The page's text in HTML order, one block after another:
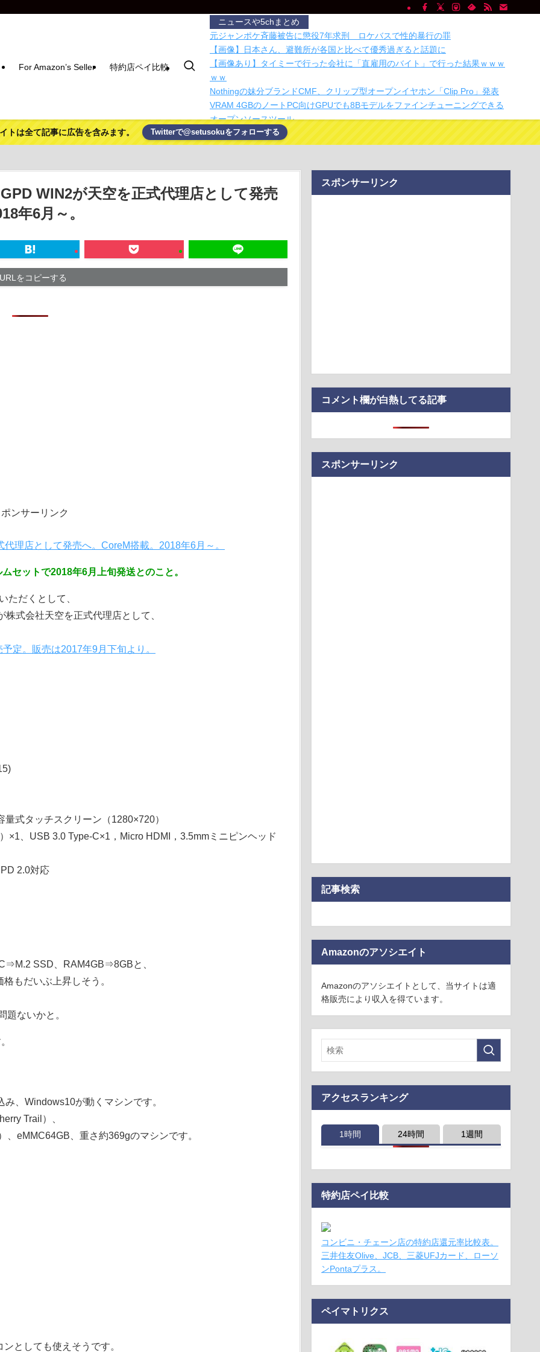
For Amazon’s Seller 特約店ペイ比較
ニュースや5chまとめ
元ジャンポケ斉藤被告に懲役7年求刑 ロケバスで性的暴行の罪
【画像】日本さん、避難所が各国と比べて優秀過ぎると話題に
【画像あり】タイミーで行った会社に「直雇用のバイト」で行った結果ｗｗｗ
ｗｗ
Nothingの妹分ブランドCMF、クリップ型オープンイヤホン「Clip Pro」発表
VRAM 4GBのノートPC向けGPUでも8Bモデルをファインチューニングできる
オープンソースツール…
ワイ将、往復4万円払って山の絶景を堪能wwwww
新幹線ホームに「カップ氷」の自販機 新大阪駅27番線に登場 JR東海
人体実験や拷問にまつわる、ガチで怖い話を教えてくれ
芝生を効率よく刈れる人とそうでない人の違いはどこにあるのか？
【最新の予想】iPhone発表イベントは9月9日が有力？
ビになった
ボケて史上最強の作品 【画像】ボケて史上最強の作品、ついに決まるｗｗｗｗ
結婚相談所職員さん、子なし女にド正論を述べてしまう…
トは全て記事に広告を含みます。 Twitterで@setusokuをフォローする
WIN2が天空を正式代理店として発売
年6月～。
URLをコピーする
ンサーリンク
理店として発売へ。CoreM搭載。2018年6月～。
セットで2018年6月上旬発送とのこと。
ただくとして、
式会社天空を正式代理店として、
定。販売は2017年9月下旬より。
式タッチスクリーン（1280×720）
×1、USB 3.0 Type-C×1，Micro HDMI，3.5mmミニピンヘッド
2.0対応
SSD、RAM4GB⇒8GBと、
もだいぶ上昇しそう。
題ないかと。
、Windows10が動くマシンです。
Trail）、
eMMC64GB、重さ約369gのマシンです。
としても使えそうです。
スポンサーリンク
コメント欄が白熱してる記事
スポンサーリンク
記事検索
Amazonのアソシエイト
Amazonのアソシエイトとして、当サイトは適
格販売により収入を得ています。
アクセスランキング
1時間 24時間 1週間
特約店ペイ比較
コンビニ・チェーン店の特約店還元率比較表。
三井住友Olive、JCB、三菱UFJカード、ローソ
ンPontaプラス。
ペイマトリクス